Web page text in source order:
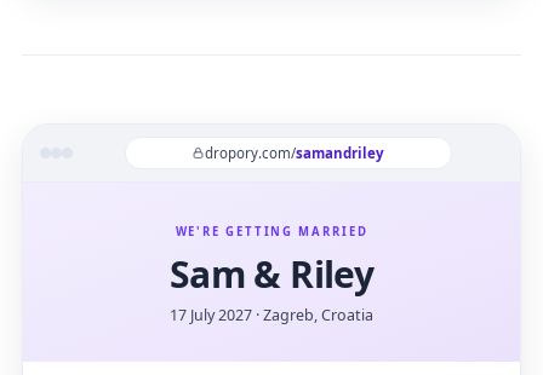
dropory.com/samandriley
WE'RE GETTING MARRIED
Sam & Riley
17 July 2027 · Zagreb, Croatia